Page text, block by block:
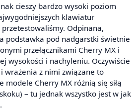
cieszy bardzo wysoki poziom
klawiatur
Odpinana,
podstawka pod nadgarstki świetnie
przełącznikami Cherry MX i
wysokości i nachyleniu. Oczywiście
wrażenia z nimi związane to
modele Cherry MX różnią się siłą
– tu jednak wszystko jest w jak